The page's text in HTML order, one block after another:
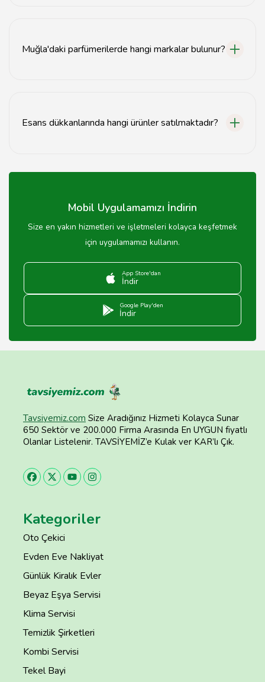
Muğla'daki parfümerilerde hangi markalar bulunur?
Esans dükkanlarında hangi ürünler satılmaktadır?
doğal esanslar gibi ürünler satılmaktadır.
Mobil Uygulamamızı İndirin
Size en yakın hizmetleri ve işletmeleri kolayca keşfetmek
için uygulamamızı kullanın.
App Store'dan
İndir
Google Play'den
İndir
Tavsiyemiz.com Size Aradığınız Hizmeti Kolayca Sunar
650 Sektör ve 200.000 Firma Arasında En UYGUN fiyatlı
Olanlar Listelenir. TAVSİYEMİZ’e Kulak ver KAR’lı Çık.
Kategoriler
Oto Çekici
Evden Eve Nakliyat
Günlük Kiralık Evler
Beyaz Eşya Servisi
Klima Servisi
Temizlik Şirketleri
Kombi Servisi
Tekel Bayi